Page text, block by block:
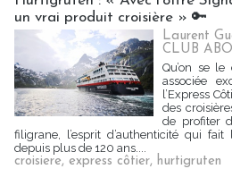
un vrai produit croisière » 🔑
Laurent
CLUB
Qu’on se
associée
l’Express
des
de profiter
filigrane, l’esprit d’authenticité qui
depuis plus de 120 ans....
croisiere, express côtier, hurtigruten